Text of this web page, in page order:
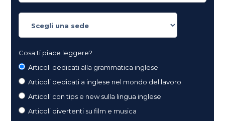
Cosa ti piace leggere?
Articoli dedicati alla grammatica inglese
Articoli dedicati a inglese nel mondo del lavoro
Articoli con tips e new sulla lingua inglese
Articoli divertenti su film e musica